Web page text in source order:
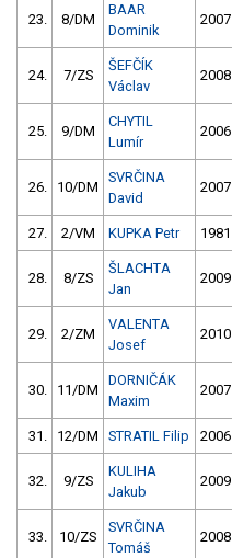
23. 8/DM
BAAR
Dominik
2007
24. 7/ZS
ŠEFČÍK
Václav
2008
25. 9/DM
CHYTIL
Lumír
2006
26. 10/DM
SVRČINA
David
2007
27. 2/VM KUPKA Petr 1981
28. 8/ZS
ŠLACHTA
Jan
2009
29. 2/ZM
VALENTA
Josef
2010
30. 11/DM
DORNIČÁK
Maxim
2007
31. 12/DM STRATIL Filip 2006
32. 9/ZS
KULIHA
Jakub
2009
33. 10/ZS
SVRČINA
Tomáš
2008